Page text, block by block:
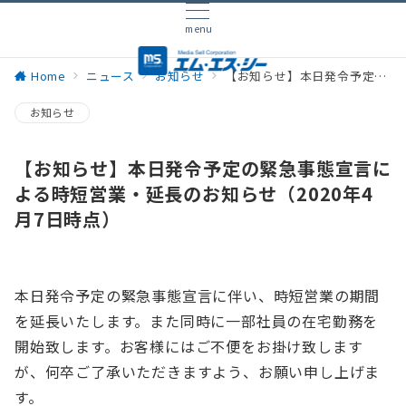
menu
Home ニュース お知らせ 【お知らせ】本日発令予定の緊急事態宣言による時短営業・延長のお知らせ（2020年4月7日時点）
お知らせ
【お知らせ】本日発令予定の緊急事態宣言に
よる時短営業・延長のお知らせ（2020年4
月7日時点）
本日発令予定の緊急事態宣言に伴い、時短営業の期間
を延長いたします。また同時に一部社員の在宅勤務を
開始致します。お客様にはご不便をお掛け致します
が、何卒ご了承いただきますよう、お願い申し上げま
す。